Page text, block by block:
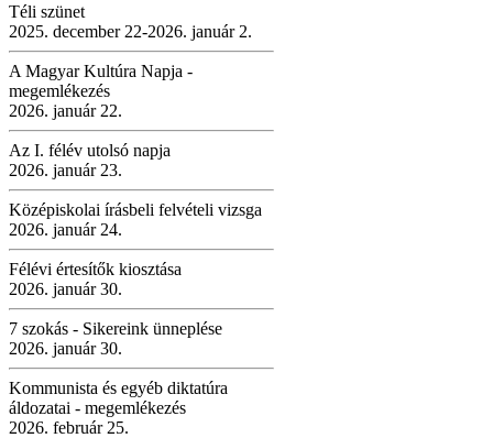
Téli szünet
2025. december 22-2026. január 2.
A Magyar Kultúra Napja -
megemlékezés
2026. január 22.
Az I. félév utolsó napja
2026. január 23.
Középiskolai írásbeli felvételi vizsga
2026. január 24.
Félévi értesítők kiosztása
2026. január 30.
7 szokás - Sikereink ünneplése
2026. január 30.
Kommunista és egyéb diktatúra
áldozatai - megemlékezés
2026. február 25.